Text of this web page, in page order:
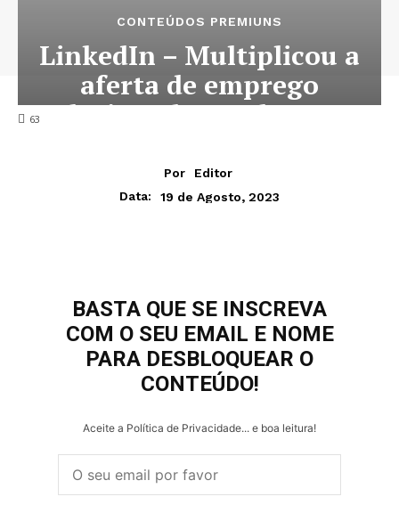
63
CONTEÚDOS PREMIUNS
LinkedIn – Multiplicou a
aferta de emprego
relacionada ao ChatGPT
Por
Editor
Data:
19 de Agosto, 2023
BASTA QUE SE INSCREVA
COM O SEU EMAIL E NOME
PARA DESBLOQUEAR O
CONTEÚDO!
Aceite a Política de Privacidade... e boa leitura!